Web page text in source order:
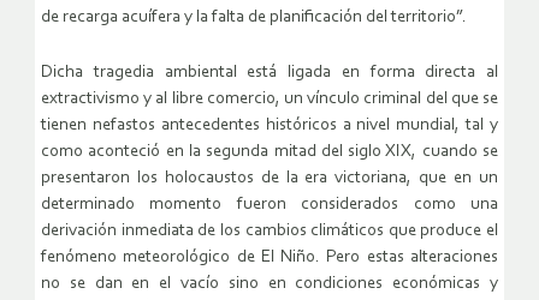
de recarga acuífera y la falta de planificación del territorio”.
Dicha tragedia ambiental está ligada en forma directa al
extractivismo y al libre comercio, un vínculo criminal del que se
tienen nefastos antecedentes históricos a nivel mundial, tal y
como aconteció en la segunda mitad del siglo XIX, cuando se
presentaron los holocaustos de la era victoriana, que en un
determinado momento fueron considerados como una
derivación inmediata de los cambios climáticos que produce el
fenómeno meteorológico de El Niño. Pero estas alteraciones
no se dan en el vacío sino en condiciones económicas y